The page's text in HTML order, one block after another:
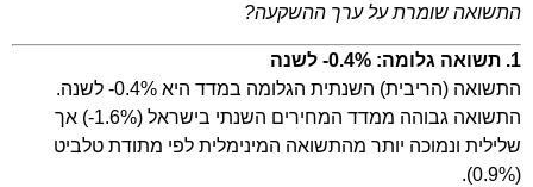
התשואה שומרת על ערך ההשקעה?
1. תשואה גלומה: 0.4%- לשנה
התשואה (הריבית) השנתית הגלומה במדד היא 0.4%- לשנה.
התשואה גבוהה ממדד המחירים השנתי בישראל (1.6%-) אך
שלילית ונמוכה יותר מהתשואה המינימלית לפי מתודת טלביט
(0.9%).